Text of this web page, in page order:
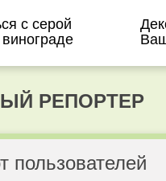
с серой
РЕПОРТЕР
пользователей